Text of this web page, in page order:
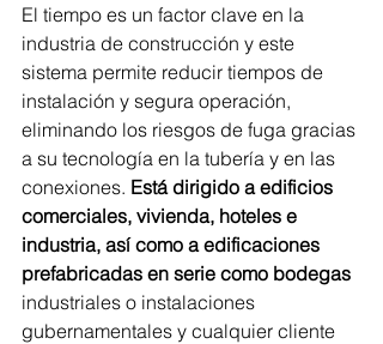
El tiempo es un factor clave en la
industria de construcción y este
sistema permite reducir tiempos de
instalación y segura operación,
eliminando los riesgos de fuga gracias
a su tecnología en la tubería y en las
conexiones. Está dirigido a edificios
comerciales, vivienda, hoteles e
industria, así como a edificaciones
prefabricadas en serie como bodegas
industriales o instalaciones
gubernamentales y cualquier cliente